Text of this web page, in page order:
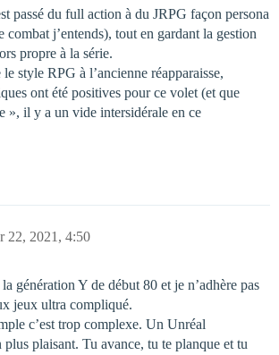
passé du full action à du JRPG façon persona
combat j’entends), tout en gardant la gestion
propre à la série.
style RPG à l’ancienne réapparaisse,
ont été positives pour ce volet (et que
», il y a un vide intersidérale en ce
22, 2021, 4:50
génération Y de début 80 et je n’adhère pas
jeux ultra compliqué.
c’est trop complexe. Un Unréal
plus plaisant. Tu avance, tu te planque et tu